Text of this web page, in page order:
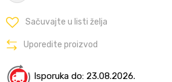
Sačuvajte u listi želja
Uporedite proizvod
Isporuka do: 23.08.2026.